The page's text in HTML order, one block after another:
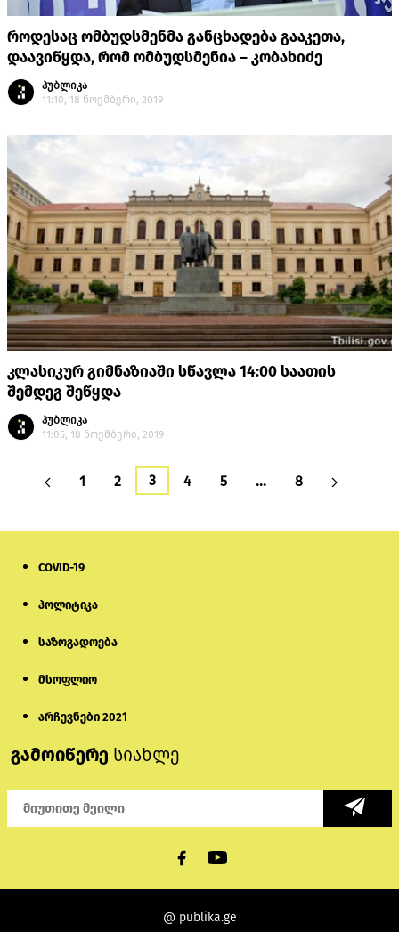
როდესაც ომბუდსმენმა განცხადება გააკეთა,
დაავიწყდა, რომ ომბუდსმენია – კობახიძე
პუბლიკა
11:10, 18 ნოემბერი, 2019
კლასიკურ გიმნაზიაში სწავლა 14:00 საათის
შემდეგ შეწყდა
პუბლიკა
11:05, 18 ნოემბერი, 2019
1 2 3 4 5 … 8
COVID-19
პოლიტიკა
საზოგადოება
მსოფლიო
არჩევნები 2021
გამოიწერე სიახლე
@ publika.ge